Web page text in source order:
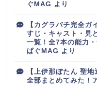
ぐMAG より
【カグラバチ完全
すじ・キャスト・見
一覧！全7本の能力
ぱぐMAG より
【上伊那ぼたん 聖
全部まとめてみた！